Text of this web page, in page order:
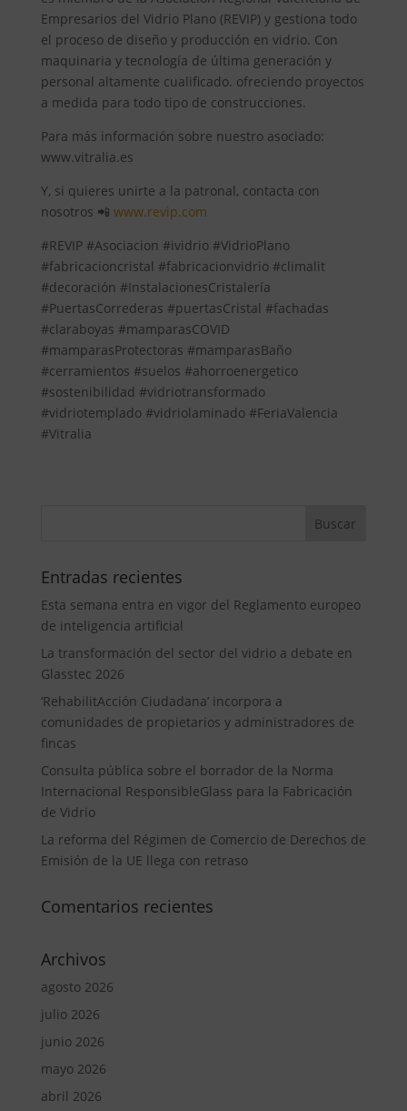
Empresarios del Vidrio Plano (REVIP) y gestiona todo
el proceso de diseño y producción en vidrio. Con
maquinaria y tecnología de última generación y
personal altamente cualificado. ofreciendo proyectos
a medida para todo tipo de construcciones.
Para más información sobre nuestro asociado:
www.vitralia.es
Y, si quieres unirte a la patronal, contacta con
nosotros 📲 www.revip.com
#REVIP #Asociacion #ividrio #VidrioPlano
#fabricacioncristal #fabricacionvidrio #climalit
#decoración #InstalacionesCristalería
#PuertasCorrederas #puertasCristal #fachadas
#claraboyas #mamparasCOVID
#mamparasProtectoras #mamparasBaño
#cerramientos #suelos #ahorroenergetico
#sostenibilidad #vidriotransformado
#vidriotemplado #vidriolaminado #FeriaValencia
#Vitralia
Entradas recientes
Esta semana entra en vigor del Reglamento europeo
de inteligencia artificial
La transformación del sector del vidrio a debate en
Glasstec 2026
‘RehabilitAcción Ciudadana’ incorpora a
comunidades de propietarios y administradores de
fincas
Consulta pública sobre el borrador de la Norma
Internacional ResponsibleGlass para la Fabricación
de Vidrio
La reforma del Régimen de Comercio de Derechos de
Emisión de la UE llega con retraso
Comentarios recientes
Archivos
agosto 2026
julio 2026
junio 2026
mayo 2026
abril 2026